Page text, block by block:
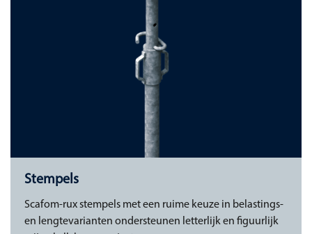
Stempels
Scafom-rux stempels met een ruime keuze in belastings-
en lengtevarianten ondersteunen letterlijk en figuurlijk